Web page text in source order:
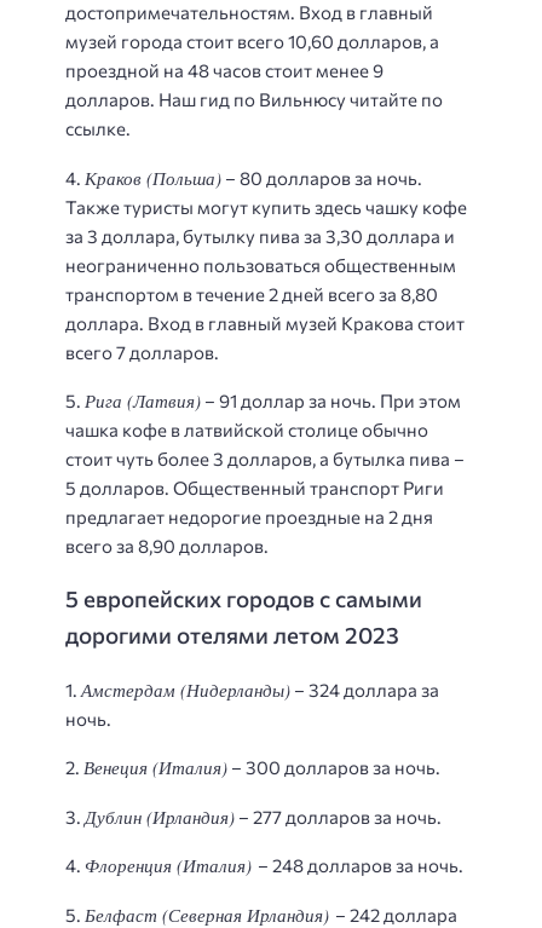
достопримечательностям. Вход в главный
музей города стоит всего 10,60 долларов, а
проездной на 48 часов стоит менее 9
долларов. Наш гид по Вильнюсу читайте по
ссылке.
4. Краков (Польша) – 80 долларов за ночь.
Также туристы могут купить здесь чашку кофе
за 3 доллара, бутылку пива за 3,30 доллара и
неограниченно пользоваться общественным
транспортом в течение 2 дней всего за 8,80
доллара. Вход в главный музей Кракова стоит
всего 7 долларов.
5. Рига (Латвия) – 91 доллар за ночь. При этом
чашка кофе в латвийской столице обычно
стоит чуть более 3 долларов, а бутылка пива –
5 долларов. Общественный транспорт Риги
предлагает недорогие проездные на 2 дня
всего за 8,90 долларов.
5 европейских городов с самыми
дорогими отелями летом 2023
1. Амстердам (Нидерланды) – 324 доллара за
ночь.
2. Венеция (Италия) – 300 долларов за ночь.
3. Дублин (Ирландия) – 277 долларов за ночь.
4. Флоренция (Италия) – 248 долларов за ночь.
5. Белфаст (Северная Ирландия) – 242 доллара